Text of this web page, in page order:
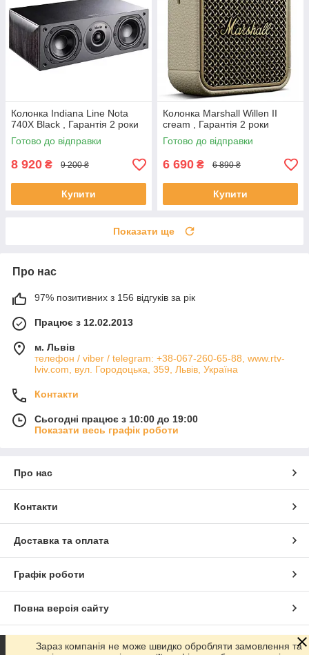
Колонка Indiana Line Nota
740X Black , Гарантія 2 роки
Готово до відправки
8 920 ₴ 9 200 ₴
Купити
Колонка Marshall Willen II
cream , Гарантія 2 роки
Готово до відправки
6 690 ₴ 6 890 ₴
Купити
Показати ще
Про нас
97% позитивних з 156 відгуків за рік
Працює з 12.02.2013
м. Львів
телефон / viber / telegram: +38-067-260-65-88, www.rtv-
lviv.com, вул. Городоцька, 359, Львів, Україна
Контакти
Сьогодні працює з 10:00 до 19:00
Показати весь графік роботи
Про нас
Контакти
Доставка та оплата
Графік роботи
Повна версія сайту
Сайт створено на маркетплейсіProm.ua
Зараз компанія не може швидко обробляти замовлення та